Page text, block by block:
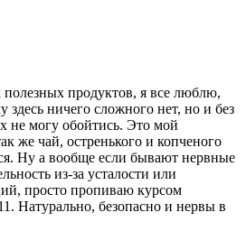
продуктов, я все люблю,
здесь ничего сложного нет, но и без
не могу обойтись. Это мой
же чай, остренького и копченого
Ну а вообще если бывают нервные
из-за усталости или
просто пропиваю курсом
Натурально, безопасно и нервы в